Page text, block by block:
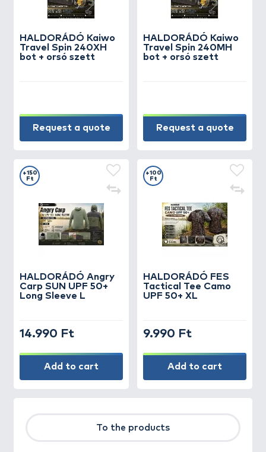
HALDORÁDÓ Kaiwo
Travel Spin 240XH
bot + orsó szett
Request a quote
HALDORÁDÓ Kaiwo
Travel Spin 240MH
bot + orsó szett
Request a quote
HALDORÁDÓ Angry
Carp SUN UPF 50+
Long Sleeve L
+150
Ft
14.990 Ft
Add to cart
HALDORÁDÓ FES
Tactical Tee Camo
UPF 50+ XL
+100
Ft
9.990 Ft
Add to cart
To the products